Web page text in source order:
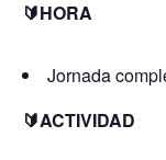
🔰HORA
Jornada
🔰ACTIVIDAD